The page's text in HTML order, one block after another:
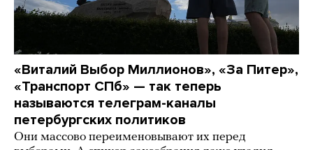
«Виталий Выбор Миллионов», «За Питер»,
«Транспорт СПб» — так теперь
называются телеграм-каналы
петербургских политиков
Они массово переименовывают их перед